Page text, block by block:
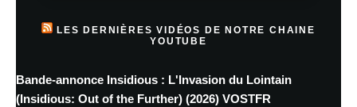
LES DERNIÈRES VIDÉOS DE NOTRE CHAINE
YOUTUBE
Bande-annonce Insidious : L'Invasion du Lointain
(Insidious: Out of the Further) (2026) VOSTFR